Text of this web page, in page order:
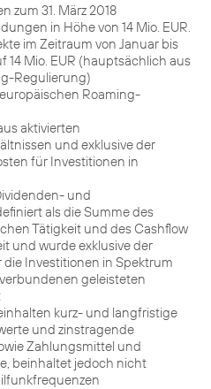
zum 31. März 2018
in Höhe von 14 Mio. EUR.
im Zeitraum von Januar bis
14 Mio. EUR (hauptsächlich aus
Regulierung)
Roaming-
aktivierten
und exklusive der
für Investitionen in
und
als die Summe des
Tätigkeit und des Cashflow
und wurde exklusive der
Investitionen in Spektrum
geleisteten
kurz- und langfristige
und zinstragende
Zahlungsmittel und
beinhaltet jedoch nicht